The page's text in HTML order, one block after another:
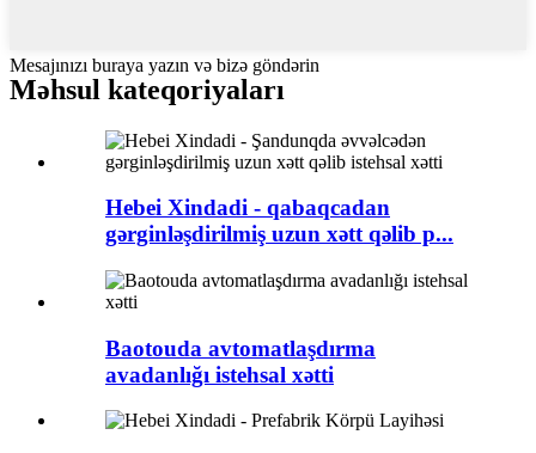
Mesajınızı buraya yazın və bizə göndərin
Məhsul kateqoriyaları
Hebei Xindadi - qabaqcadan
gərginləşdirilmiş uzun xətt qəlib p...
Baotouda avtomatlaşdırma
avadanlığı istehsal xətti